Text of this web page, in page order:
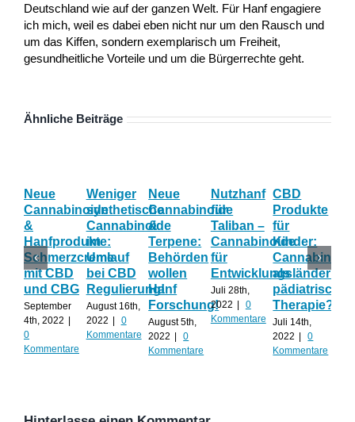
Deutschland wie auf der ganzen Welt. Für Hanf engagiere
ich mich, weil es dabei eben nicht nur um den Rausch und
um das Kiffen, sondern exemplarisch um Freiheit,
gesundheitliche Vorteile und um die Bürgerrechte geht.
Ähnliche Beiträge
Neue
Cannabinoide
&
Hanfprodukte:
Schmerzcreme
mit CBD
und CBG
September
4th, 2022 |
0
Kommentare
Weniger
synthetische
Cannabinoide
im
Umlauf
bei CBD
Regulierung!
August 16th,
2022 |
0
Kommentare
Neue
Cannabinoide
&
Terpene:
Behörden
wollen
Hanf
Forschung!
August 5th,
2022 |
0
Kommentare
Nutzhanf
für
Taliban –
Cannabinoide
für
Entwicklungsländer?
Juli 28th,
2022 |
0
Kommentare
CBD
Produkte
für
Kinder:
als
pädiatrische
Therapie?
Juli 14th,
2022 |
0
Kommentare